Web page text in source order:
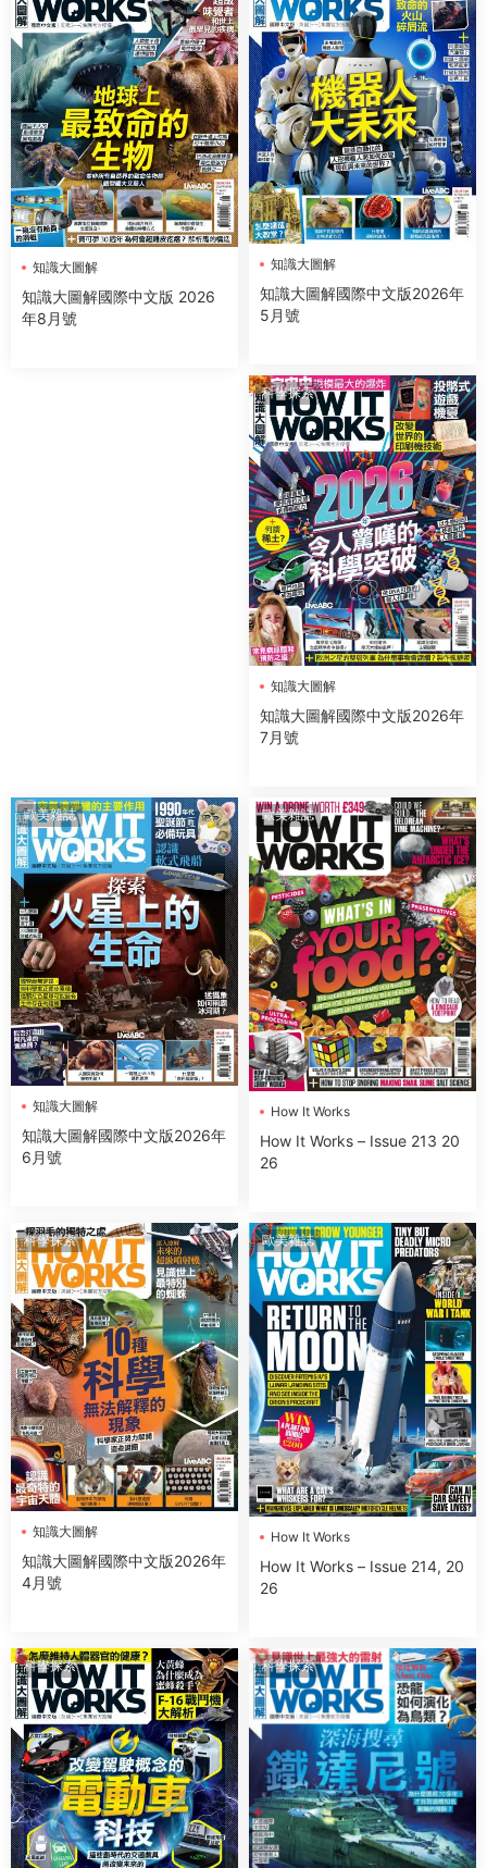
知識大圖解
知識大圖解國際中文版 2026
年8月號
知識大圖解
知識大圖解國際中文版2026年
5月號
科學探索
知識大圖解
知識大圖解國際中文版2026年
7月號
歐美雜誌
知識大圖解
知識大圖解國際中文版2026年
6月號
歐美雜誌
How It Works
How It Works – Issue 213 20
26
科學探索
知識大圖解
知識大圖解國際中文版2026年
4月號
歐美雜誌
How It Works
How It Works – Issue 214, 20
26
科學探索 科學探索